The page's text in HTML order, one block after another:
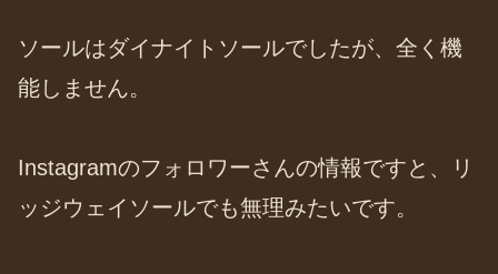
ソールはダイナイトソールでしたが、全く機
能しません。
Instagramのフォロワーさんの情報ですと、リ
ッジウェイソールでも無理みたいです。